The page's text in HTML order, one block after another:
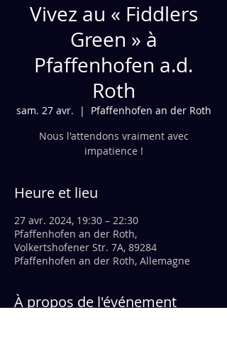
Vivez au « Fiddlers
Green » à
Pfaffenhofen a.d.
Roth
sam. 27 avr.
  |
Pfaffenhofen an der Roth
Nous l'attendons vraiment avec
impatience !
Heure et lieu
27 avr. 2024, 19:30 – 22:30
Pfaffenhofen an der Roth,
Volkertshofener Str. 7A, 89284
Pfaffenhofen an der Roth, Allemagne
À propos de l'événement